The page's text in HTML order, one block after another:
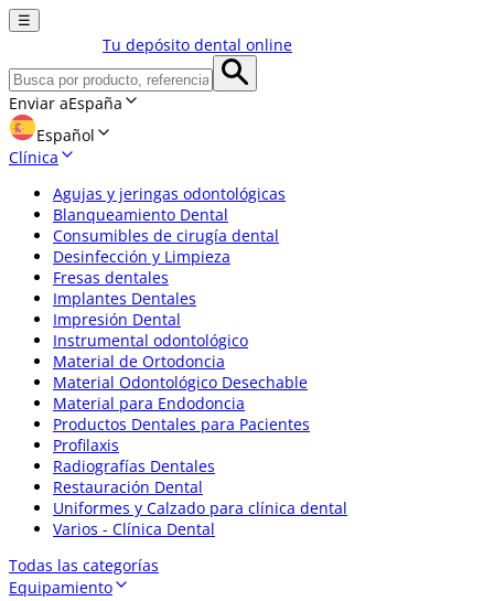
☰
Tu depósito dental online
Enviar aEspaña
Español
Clínica
Agujas y jeringas odontológicas
Blanqueamiento Dental
Consumibles de cirugía dental
Desinfección y Limpieza
Fresas dentales
Implantes Dentales
Impresión Dental
Instrumental odontológico
Material de Ortodoncia
Material Odontológico Desechable
Material para Endodoncia
Productos Dentales para Pacientes
Profilaxis
Radiografías Dentales
Restauración Dental
Uniformes y Calzado para clínica dental
Varios - Clínica Dental
Todas las categorías
Equipamiento